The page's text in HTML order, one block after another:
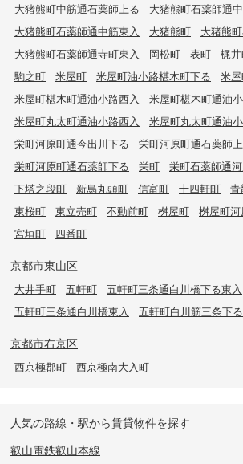
大猪熊町中筋通石薬師上る
大猪熊町石薬師通
大猪熊町石薬師通中筋東入
大猪熊町
大猪熊
大猪熊町石薬師通寺町東入
岡松町 表町 梶
駒之町
米屋町 米屋町油小路椹木町下る
米
米屋町椹木町通油小路西入
米屋町椹木町通油
米屋町丸太町通油小路西入
米屋町丸太町通油
栄町河原町通今出川下る
栄町河原町通石薬師
栄町河原町通石薬師下る
栄町 栄町石薬師通
下塔之段町
新烏丸頭町 信富町 十四軒町 青
東桜町
東立売町 不動前町 桝屋町
桝屋町
宮垣町
四番町
京都市東山区
大井手町 五軒町
五軒町三条通白川橋下る東入
五軒町三条通白川橋東入
五軒町白川筋三条下る
京都市右京区
西京極郡町 西京極南大入町
人気の路線・駅から賃貸物件を探す
叡山電鉄叡山本線